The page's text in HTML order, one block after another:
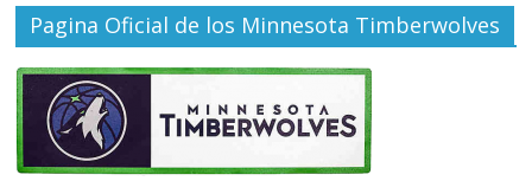
Pagina Oficial de los Minnesota Timberwolves